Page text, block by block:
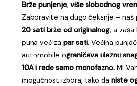
Brže punjenje, više slobodnog
Zaboravite na dugo čekanje – naš
20 sati brže od originalnog, a
puna već zapar sati. Većina
automobile ograničava ulaznu
10A i rade samo monofazno.Mi
mogućnost izbora, tako daniste